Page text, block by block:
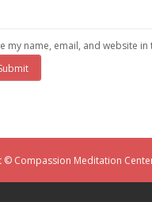
my name, email, and website
© Compassion Meditation